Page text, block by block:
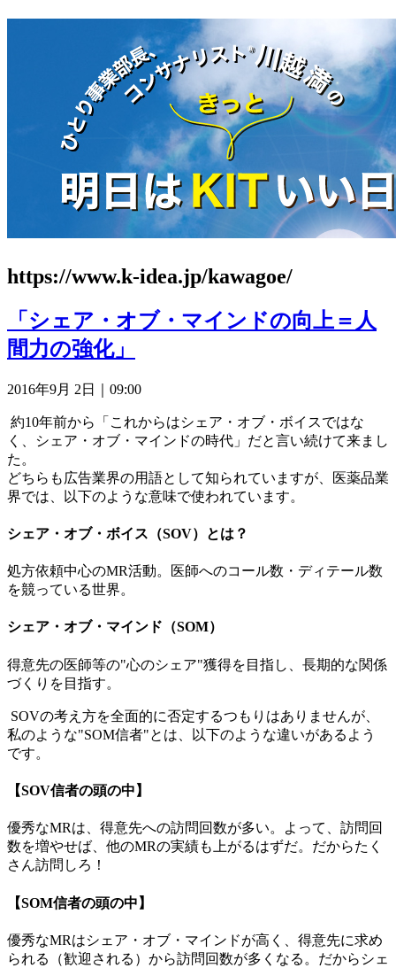
https://www.k-idea.jp/kawagoe/
「シェア・オブ・マインドの向上＝人
間力の強化」
2016年9月 2日｜09:00
約10年前から「これからはシェア・オブ・ボイスではな
く、シェア・オブ・マインドの時代」だと言い続けて来まし
た。
どちらも広告業界の用語として知られていますが、医薬品業
界では、以下のような意味で使われています。
シェア・オブ・ボイス（SOV）とは？
処方依頼中心のMR活動。医師へのコール数・ディテール数
を競っている世界。
シェア・オブ・マインド（SOM）
得意先の医師等の"心のシェア"獲得を目指し、長期的な関係
づくりを目指す。
SOVの考え方を全面的に否定するつもりはありませんが、
私のような"SOM信者"とは、以下のような違いがあるよう
です。
【SOV信者の頭の中】
優秀なMRは、得意先への訪問回数が多い。よって、訪問回
数を増やせば、他のMRの実績も上がるはずだ。だからたく
さん訪問しろ！
【SOM信者の頭の中】
優秀なMRはシェア・オブ・マインドが高く、得意先に求め
られる（歓迎される）から訪問回数が多くなる。だからシェ